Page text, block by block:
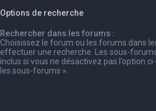
Options de recherche
Rechercher dans les forums :
Choisissez le forum ou les forums dans
effectuer une recherche. Les sous-
inclus si vous ne désactivez pas l’option
les sous-forums ».